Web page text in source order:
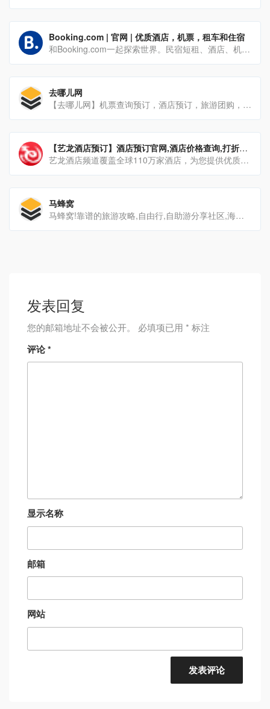
Booking.com | 官网 | 优质酒店，机票，租车和住宿
和Booking.com一起探索世界。民宿短租、酒店、机票、租车、出租车和景点钜惠等你来。无论预算是多少，总能[…]
去哪儿网
【去哪儿网】机票查询预订，酒店预订，旅游团购，度假搜索，门票预订-去哪儿网Qunar.com
【艺龙酒店预订】酒店预订官网,酒店价格查询,打折酒店预订,特价酒店预订
艺龙酒店频道覆盖全球110万家酒店，为您提供优质的入住体验，7*24h全天客服，帮您解决所有问题，您可以通过对[…]
马蜂窝
马蜂窝!靠谱的旅游攻略,自由行,自助游分享社区,海量旅游景点图片、游记、交通、美食、购物等自由行旅游攻略信息,马蜂窝旅游网获取自由行,自助游攻略信息更全面"
发表回复
您的邮箱地址不会被公开。 必填项已用 * 标注
评论*
显示名称
邮箱
网站